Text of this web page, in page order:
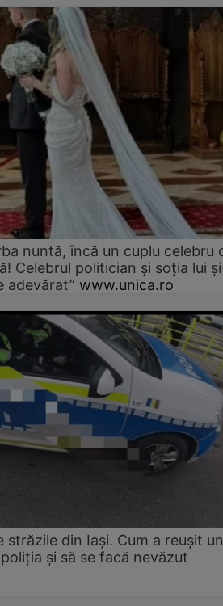
nuntă, încă un cuplu celebru
Celebrul politician și soția lui
adevărat” www.unica.ro
străzile din Iași. Cum a reușit un
și să se facă nevăzut